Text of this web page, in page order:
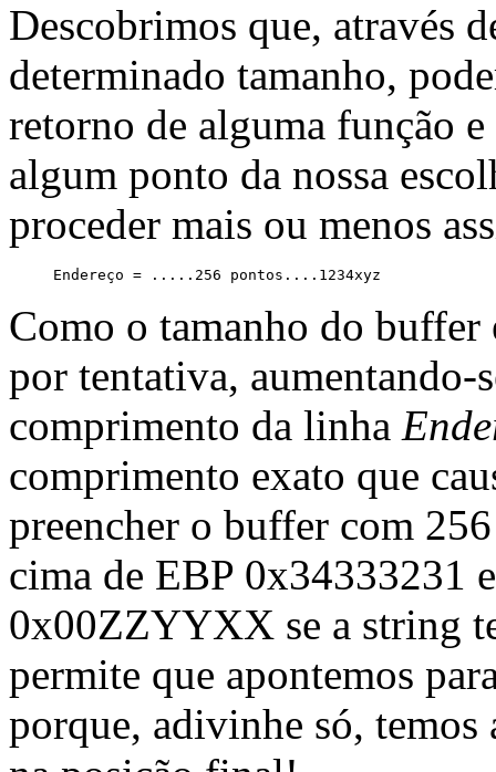
Descobrimos que, através
determinado tamanho,
retorno de alguma função
algum ponto da nossa
proceder mais ou menos
Como o tamanho do buffer
por tentativa,
comprimento da linha
comprimento exato que
preencher o buffer com
cima de EBP 0x34333231
0x00ZZYYXX se a string
permite que apontemos
porque, adivinhe só,